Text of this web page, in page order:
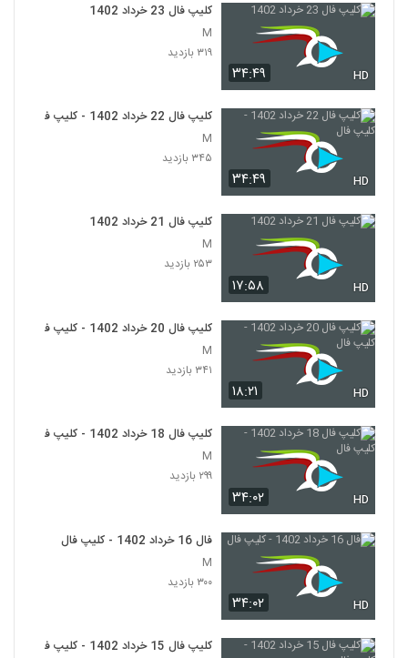
۳۴:۴۹ HD
کلیپ فال 23 خرداد 1402
M
۳۱۹ بازدید
۳۴:۴۹ HD
کلیپ فال 22 خرداد 1402 - کلیپ فال
M
۳۴۵ بازدید
۱۷:۵۸ HD
کلیپ فال 21 خرداد 1402
M
۲۵۳ بازدید
۱۸:۲۱ HD
کلیپ فال 20 خرداد 1402 - کلیپ فال
M
۳۴۱ بازدید
۳۴:۰۲ HD
کلیپ فال 18 خرداد 1402 - کلیپ فال
M
۲۹۹ بازدید
۳۴:۰۲ HD
فال 16 خرداد 1402 - کلیپ فال
M
۳۰۰ بازدید
کلیپ فال 15 خرداد 1402 - کلیپ فال